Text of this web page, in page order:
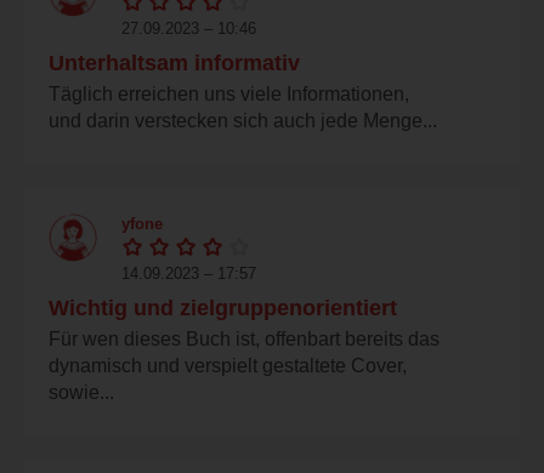
27.09.2023 – 10:46
Unterhaltsam informativ
Täglich erreichen uns viele Informationen,
und darin verstecken sich auch jede Menge...
yfone
14.09.2023 – 17:57
Wichtig und zielgruppenorientiert
Für wen dieses Buch ist, offenbart bereits das
dynamisch und verspielt gestaltete Cover,
sowie...